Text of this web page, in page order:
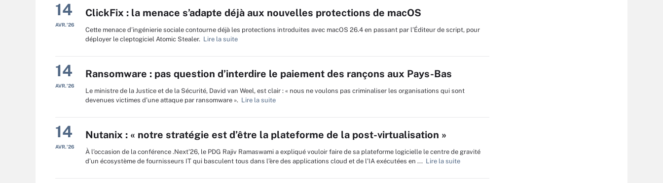
14
AVR.'26
ClickFix : la menace s’adapte déjà aux nouvelles protections de macOS
Cette menace d’ingénierie sociale contourne déjà les protections introduites avec macOS 26.4 en passant par l’Éditeur de script, pour
déployer le cleptogiciel Atomic Stealer. Lire la suite
14
AVR.'26
Ransomware : pas question d’interdire le paiement des rançons aux Pays-Bas
Le ministre de la Justice et de la Sécurité, David van Weel, est clair : « nous ne voulons pas criminaliser les organisations qui sont
devenues victimes d’une attaque par ransomware ». Lire la suite
14
AVR.'26
Nutanix : « notre stratégie est d’être la plateforme de la post-virtualisation »
À l’occasion de la conférence .Next’26, le PDG Rajiv Ramaswami a expliqué vouloir faire de sa plateforme logicielle le centre de gravité
d’un écosystème de fournisseurs IT qui basculent tous dans l’ère des applications cloud et de l’IA exécutées en ... Lire la suite